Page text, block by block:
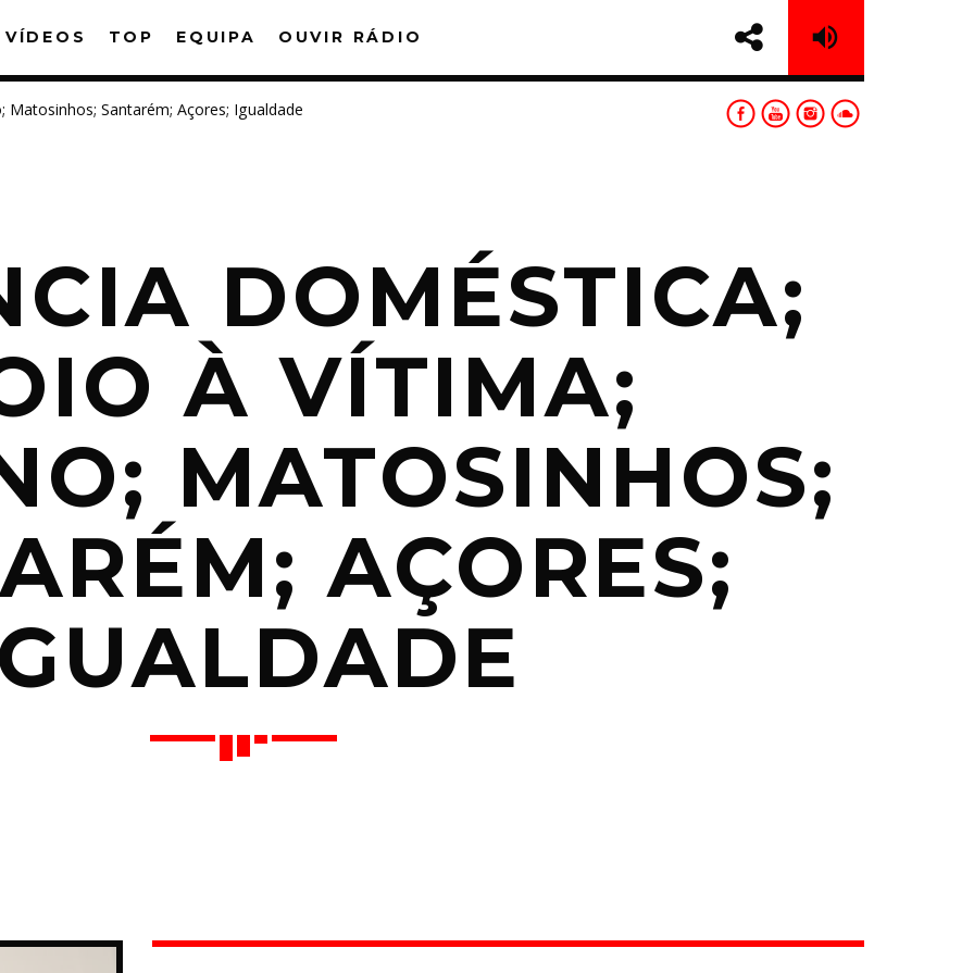
VÍDEOS TOP EQUIPA OUVIR RÁDIO
Facebook Pinterest
Santarém; Açores; Igualdade
DOMÉSTICA;
À VÍTIMA;
MATOSINHOS;
AÇORES;